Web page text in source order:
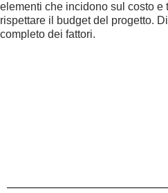
elementi che incidono sul costo
rispettare il budget del progetto.
completo dei fattori.